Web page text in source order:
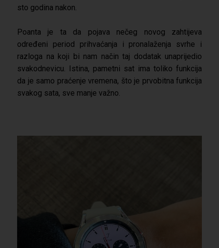
sto godina nakon.
Poanta je ta da pojava nečeg novog zahtijeva
određeni period prihvaćanja i pronalaženja svrhe i
razloga na koji bi nam način taj dodatak unaprijedio
svakodnevicu. Istina, pametni sat ima toliko funkcija
da je samo praćenje vremena, što je prvobitna funkcija
svakog sata, sve manje važno.